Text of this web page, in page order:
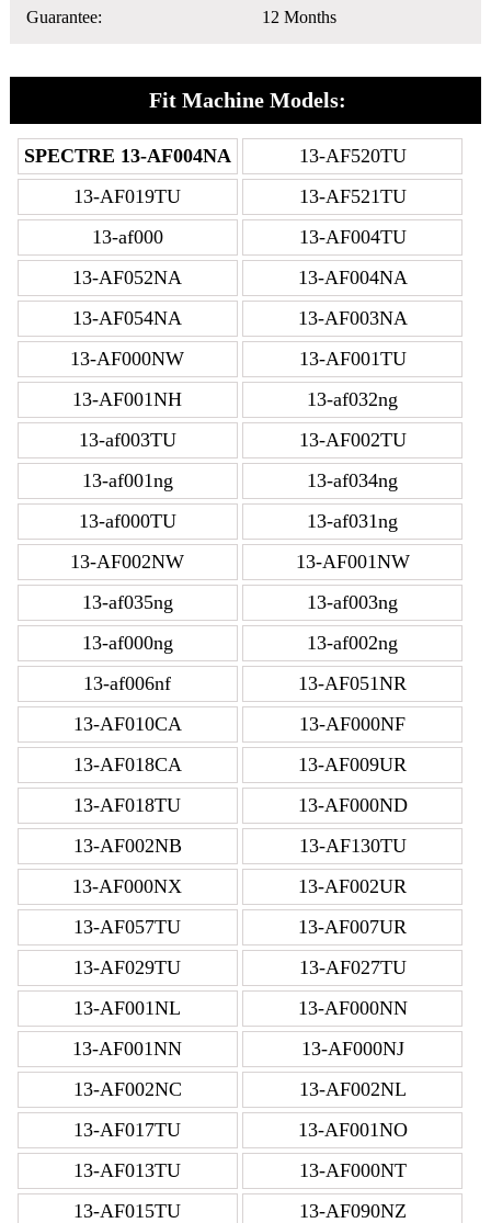
Guarantee: 12 Months
Fit Machine Models:
SPECTRE 13-AF004NA
13-AF520TU
13-AF019TU
13-AF521TU
13-af000
13-AF004TU
13-AF052NA
13-AF004NA
13-AF054NA
13-AF003NA
13-AF000NW
13-AF001TU
13-AF001NH
13-af032ng
13-af003TU
13-AF002TU
13-af001ng
13-af034ng
13-af000TU
13-af031ng
13-AF002NW
13-AF001NW
13-af035ng
13-af003ng
13-af000ng
13-af002ng
13-af006nf
13-AF051NR
13-AF010CA
13-AF000NF
13-AF018CA
13-AF009UR
13-AF018TU
13-AF000ND
13-AF002NB
13-AF130TU
13-AF000NX
13-AF002UR
13-AF057TU
13-AF007UR
13-AF029TU
13-AF027TU
13-AF001NL
13-AF000NN
13-AF001NN
13-AF000NJ
13-AF002NC
13-AF002NL
13-AF017TU
13-AF001NO
13-AF013TU
13-AF000NT
13-AF015TU
13-AF090NZ